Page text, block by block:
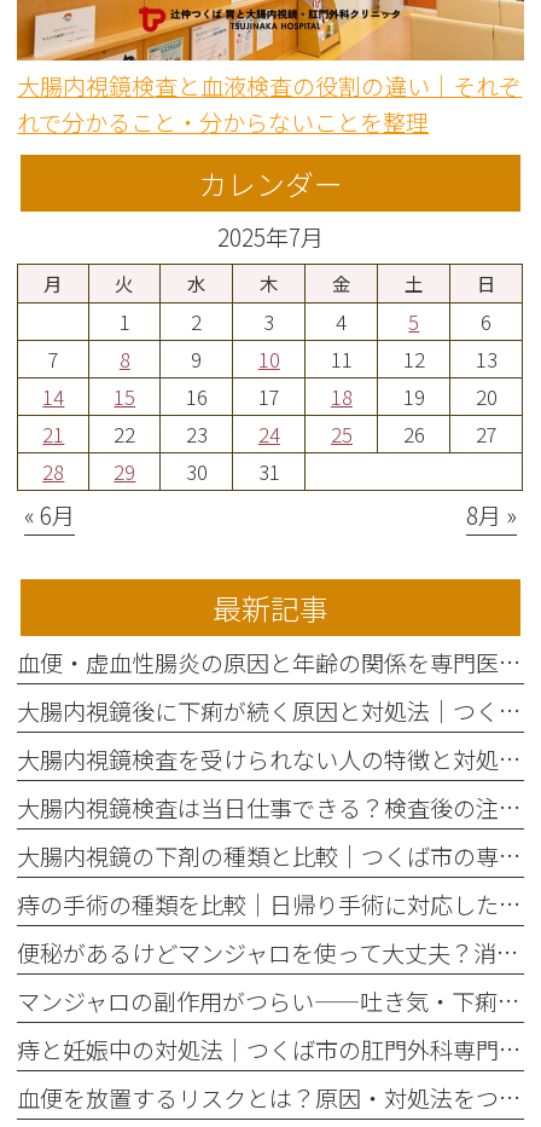
大腸内視鏡検査と血液検査の役割の違い｜それぞ
れで分かること・分からないことを整理
カレンダー
2025年7月
月 火 水 木 金 土 日
1 2 3 4 5
6
7
8 9 10 11 12
13
14
15 16 17 18 19
20
21
22 23 24 25 26
27
28
29 30 31
« 6月 8月 »
最新記事
血便・虚血性腸炎の原因と年齢の関係を専門医がわかりやすく解説
大腸内視鏡後に下痢が続く原因と対処法｜つくば市の専門クリニックが解説
大腸内視鏡検査を受けられない人の特徴と対処法｜つくば市の専門クリニック
大腸内視鏡検査は当日仕事できる？検査後の注意点と流れを解説｜つくば
大腸内視鏡の下剤の種類と比較｜つくば市の専門クリニックが解説
痔の手術の種類を比較｜日帰り手術に対応したつくばの肛門外科
便秘があるけどマンジャロを使って大丈夫？消化器内視鏡専門医が答えます｜つくば
マンジャロの副作用がつらい——吐き気・下痢・便秘との付き合い方と受診の目安｜つくばの内視鏡専門医が解説
痔と妊娠中の対処法｜つくば市の肛門外科専門クリニックが解説
血便を放置するリスクとは？原因・対処法をつくばの専門医が解説